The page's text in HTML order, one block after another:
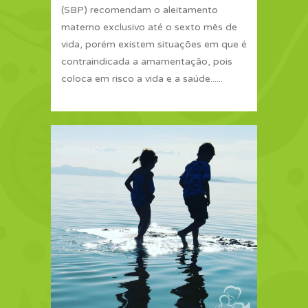
(SBP) recomendam o aleitamento
materno exclusivo até o sexto mês de
vida, porém existem situações em que é
contraindicada a amamentação, pois
coloca em risco a vida e a saúde......